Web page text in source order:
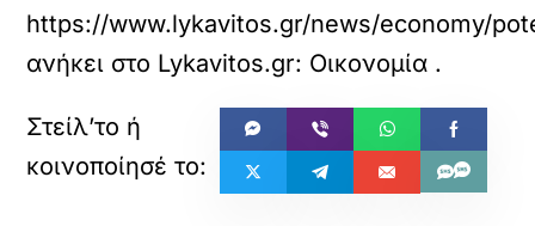
https://www.lykavitos.gr/news/economy/
ανήκει στο Lykavitos.gr: Οικονομία .